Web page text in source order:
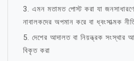
3. এমন মতামত পোস্ট করা যা
নাবালকদের অপমান করে বা ধ্বংসাত্মক
5. দেশের আদালত বা নিয়ন্ত্রক সংস্থার
বিকৃত করা